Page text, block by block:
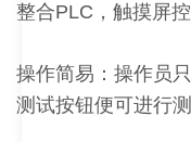
整合PLC，触摸屏
操作简易：操作员
测试按钮便可进行